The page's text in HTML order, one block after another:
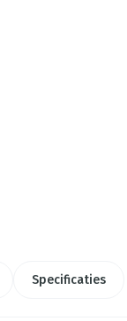
Specificaties